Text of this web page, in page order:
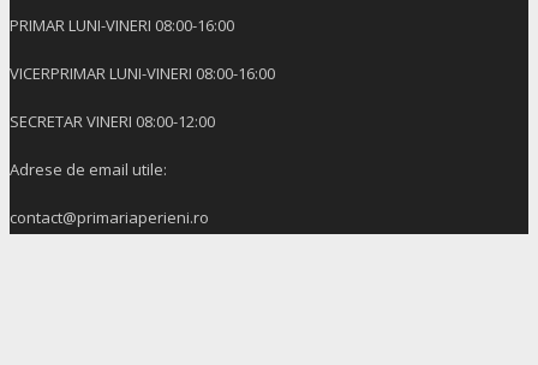
PRIMAR LUNI-VINERI 08:00-16:00
VICERPRIMAR LUNI-VINERI 08:00-16:00
SECRETAR VINERI 08:00-12:00
Adrese de email utile:
contact@primariaperieni.ro